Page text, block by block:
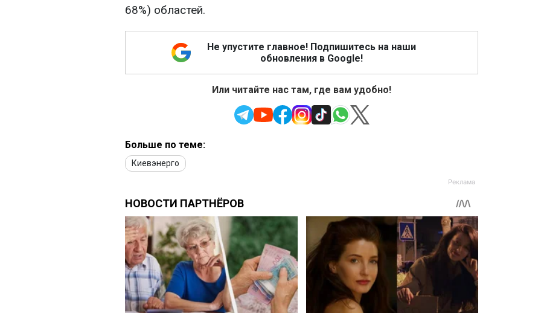
68%) областей.
Не упустите главное! Подпишитесь на наши
обновления в Google!
Или читайте нас там, где вам удобно!
Больше по теме:
Киевэнерго